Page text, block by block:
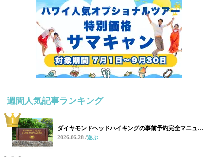
週間人気記事ランキング
ダイヤモンドヘッドハイキングの事前予約完全マニュ…
2026.06.28 遊ぶ